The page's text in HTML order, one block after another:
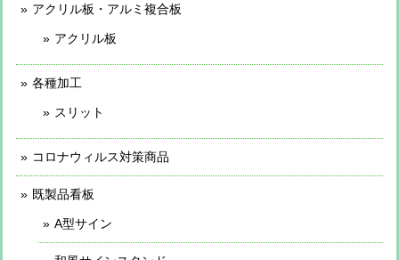
アクリル板・アルミ複合板
アクリル板
各種加工
スリット
コロナウィルス対策商品
既製品看板
A型サイン